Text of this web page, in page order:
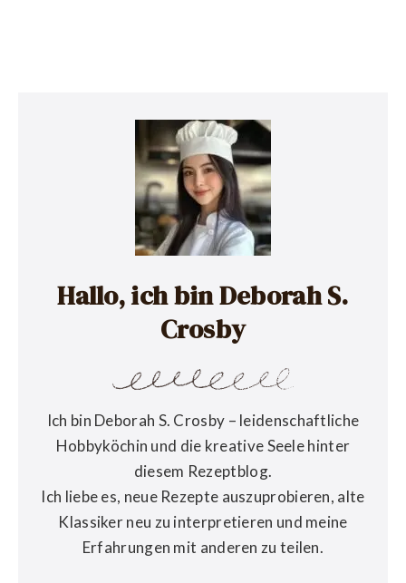
Hallo, ich bin Deborah S.
Crosby
Ich bin Deborah S. Crosby – leidenschaftliche
Hobbyköchin und die kreative Seele hinter
diesem Rezeptblog.
Ich liebe es, neue Rezepte auszuprobieren, alte
Klassiker neu zu interpretieren und meine
Erfahrungen mit anderen zu teilen.